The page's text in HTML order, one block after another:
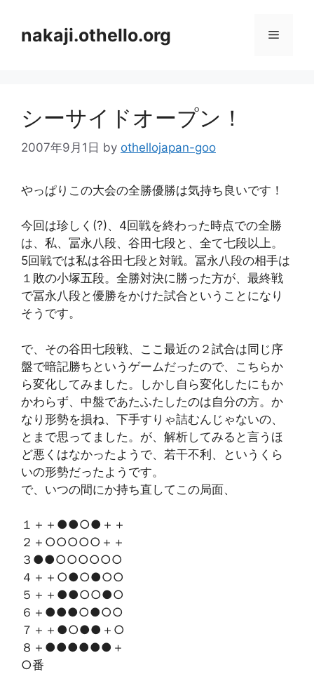
nakaji.othello.org メ
シーサイドオープン！
2007年9月1日 by othellojapan-goo
やっぱりこの大会の全勝優勝は気持ち良いです！
今回は珍しく(?)、4回戦を終わった時点での全勝
は、私、冨永八段、谷田七段と、全て七段以上。
5回戦では私は谷田七段と対戦。冨永八段の相手は
１敗の小塚五段。全勝対決に勝った方が、最終戦
で冨永八段と優勝をかけた試合ということになり
そうです。
で、その谷田七段戦、ここ最近の２試合は同じ序
盤で暗記勝ちというゲームだったので、こちらか
ら変化してみました。しかし自ら変化したにもか
かわらず、中盤であたふたしたのは自分の方。か
なり形勢を損ね、下手すりゃ詰むんじゃないの、
とまで思ってました。が、解析してみると言うほ
ど悪くはなかったようで、若干不利、というくら
いの形勢だったようです。
で、いつの間にか持ち直してこの局面、
１＋＋●●○●＋＋
２＋○○○○○＋＋
３●●○○○○○○
４＋＋○●○●○○
５＋＋●●○○●○
６＋●●●○●○○
７＋＋●○●●＋○
８＋●●●●●●＋
○番